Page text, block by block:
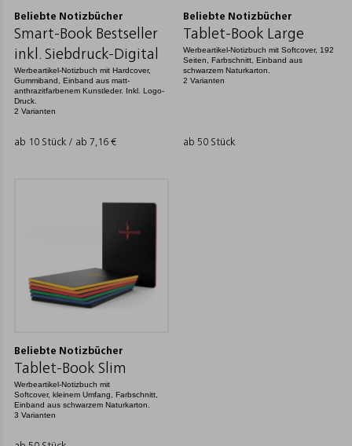
Beliebte Notizbücher
Smart-Book Bestseller
inkl. Siebdruck-Digital
Werbeartikel-Notizbuch mit Hardcover,
Gummiband, Einband aus matt-
anthrazitfarbenem Kunstleder. Inkl. Logo-
Druck.
2 Varianten
ab 10 Stück / ab 7,16 €
Beliebte Notizbücher
Tablet-Book Large
Werbeartikel-Notizbuch mit Softcover, 192
Seiten, Farbschnitt, Einband aus
schwarzem Naturkarton.
2 Varianten
ab 50 Stück
Beliebte Notizbücher
Tablet-Book Slim
Werbeartikel-Notizbuch mit
Softcover, kleinem Umfang, Farbschnitt,
Einband aus schwarzem Naturkarton.
3 Varianten